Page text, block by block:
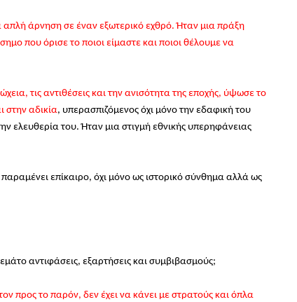
άρνηση σε έναν εξωτερικό εχθρό. Ήταν μια πράξη
που όρισε το ποιοι είμαστε και ποιοι θέλουμε να
τις αντιθέσεις και την ανισότητα της εποχής, ύψωσε το
στην αδικία, υπερασπιζόμενος όχι μόνο την εδαφική του
ελευθερία του. Ήταν μια στιγμή εθνικής υπερηφάνειας
επίκαιρο, όχι μόνο ως ιστορικό σύνθημα αλλά ως
αντιφάσεις, εξαρτήσεις και συμβιβασμούς;
προς το παρόν, δεν έχει να κάνει με στρατούς και όπλα